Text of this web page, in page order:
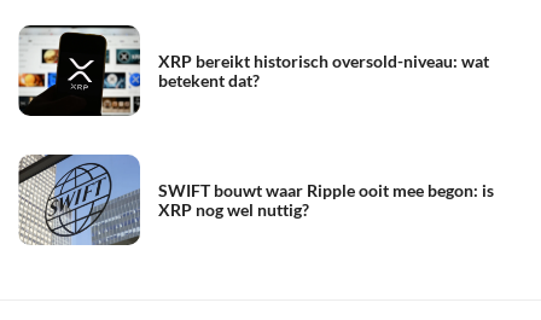
XRP bereikt historisch oversold-niveau: wat
betekent dat?
SWIFT bouwt waar Ripple ooit mee begon: is
XRP nog wel nuttig?